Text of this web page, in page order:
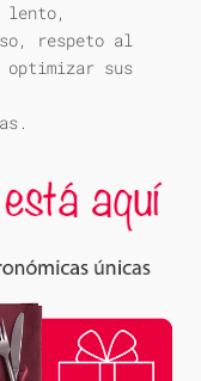
lento,
respeto al
optimizar sus